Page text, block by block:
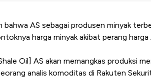
bahwa AS sebagai produsen minyak
harga minyak akibat perang harga
Oil] AS akan memangkas produksi
analis komoditas di Rakuten